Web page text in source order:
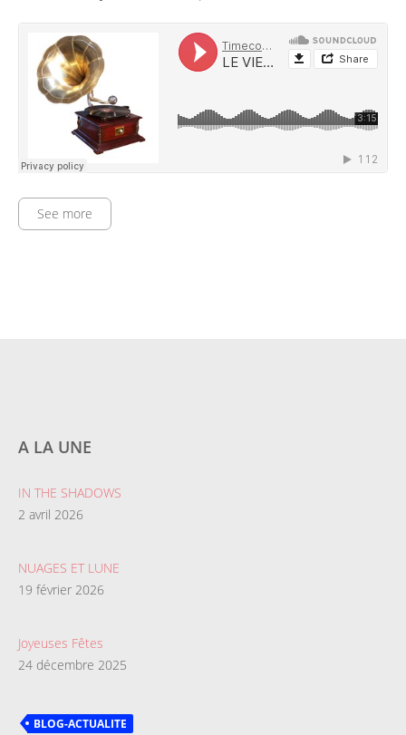
See more
A LA UNE
IN THE SHADOWS
2 avril 2026
NUAGES ET LUNE
19 février 2026
Joyeuses Fêtes
24 décembre 2025
BLOG-ACTUALITE